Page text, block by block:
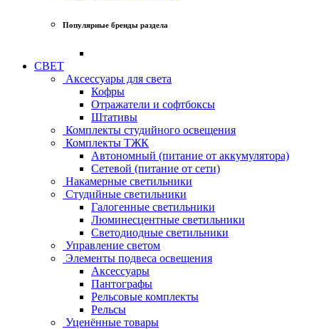
Популярные бренды раздела
СВЕТ
Аксессуары для света
Кофры
Отражатели и софтбоксы
Штативы
Комплекты студийного освещения
Комплекты ТЖК
Автономный (питание от аккумулятора)
Сетевой (питание от сети)
Накамерные светильники
Студийные светильники
Галогенные светильники
Люминесцентные светильники
Светодиодные светильники
Управление светом
Элементы подвеса освещения
Аксессуары
Пантографы
Рельсовые комплекты
Рельсы
Уценённые товары